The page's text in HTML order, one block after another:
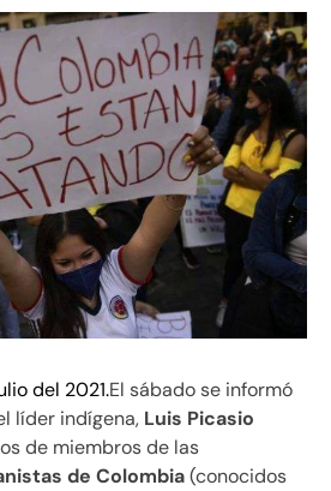
del 2021.El sábado se informó
líder indígena, Luis Picasio
de miembros de las
de Colombia(conocidos